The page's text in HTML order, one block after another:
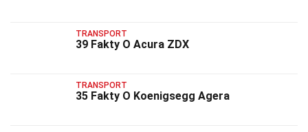
TRANSPORT
39 Fakty O Acura ZDX
TRANSPORT
35 Fakty O Koenigsegg Agera